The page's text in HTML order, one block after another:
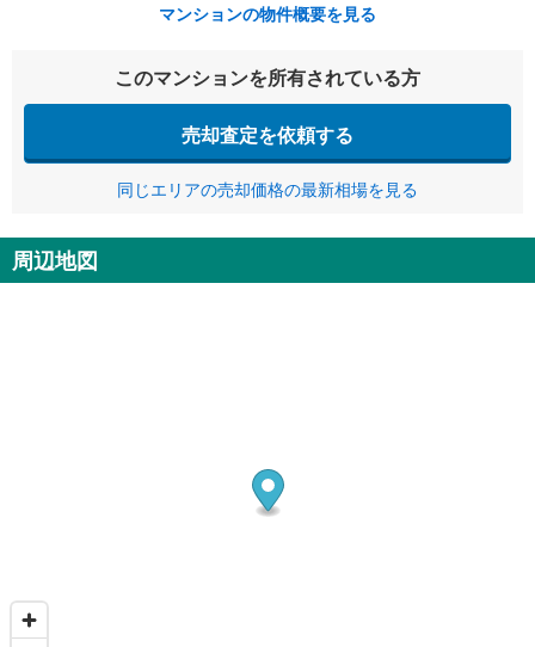
マンションの物件概要を見る
このマンションを所有されている方
売却査定を依頼する
同じエリアの売却価格の最新相場を見る
周辺地図